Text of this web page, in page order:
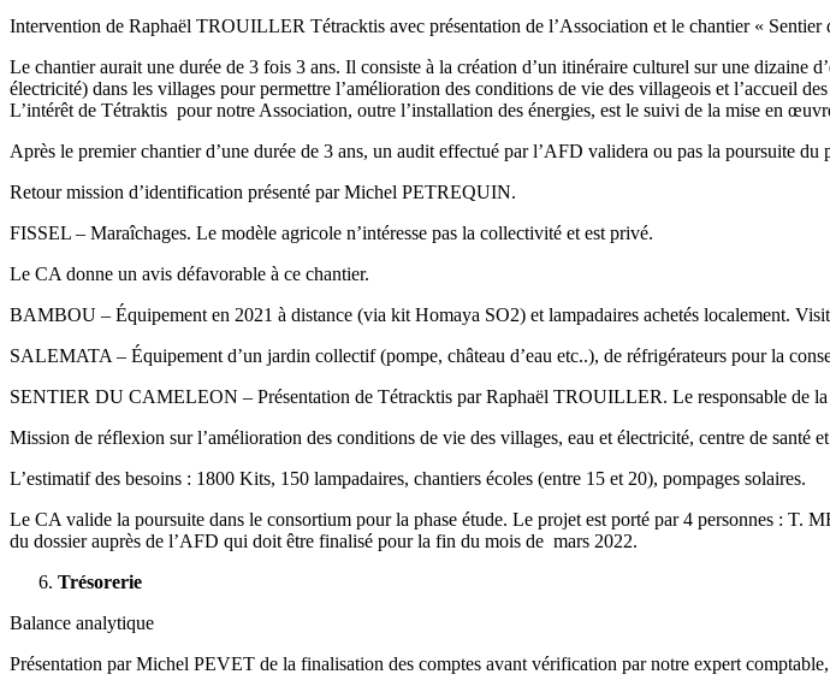
Intervention de Raphaël TROUILLER Tétracktis avec présentation de l’Association et le chantier « Sentier
Le chantier aurait une durée de 3 fois 3 ans. Il consiste à la création d’un itinéraire culturel sur une dizaine
électricité) dans les villages pour permettre l’amélioration des conditions de vie des villageois et l’accueil
L’intérêt de Tétraktis pour notre Association, outre l’installation des énergies, est le suivi de la mise en
Après le premier chantier d’une durée de 3 ans, un audit effectué par l’AFD validera ou pas la poursuite du
Retour mission d’identification présenté par Michel PETREQUIN.
FISSEL – Maraîchages. Le modèle agricole n’intéresse pas la collectivité et est privé.
Le CA donne un avis défavorable à ce chantier.
BAMBOU – Équipement en 2021 à distance (via kit Homaya SO2) et lampadaires achetés localement.
SALEMATA – Équipement d’un jardin collectif (pompe, château d’eau etc..), de réfrigérateurs pour la
SENTIER DU CAMELEON – Présentation de Tétracktis par Raphaël TROUILLER. Le responsable de
Mission de réflexion sur l’amélioration des conditions de vie des villages, eau et électricité, centre de santé
L’estimatif des besoins : 1800 Kits, 150 lampadaires, chantiers écoles (entre 15 et 20), pompages solaires.
Le CA valide la poursuite dans le consortium pour la phase étude. Le projet est porté par 4 personnes
du dossier auprès de l’AFD qui doit être finalisé pour la fin du mois de mars 2022.
Trésorerie
Balance analytique
Présentation par Michel PEVET de la finalisation des comptes avant vérification par notre expert